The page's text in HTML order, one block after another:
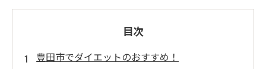
目次
豊田市でダイエットのおすすめ！